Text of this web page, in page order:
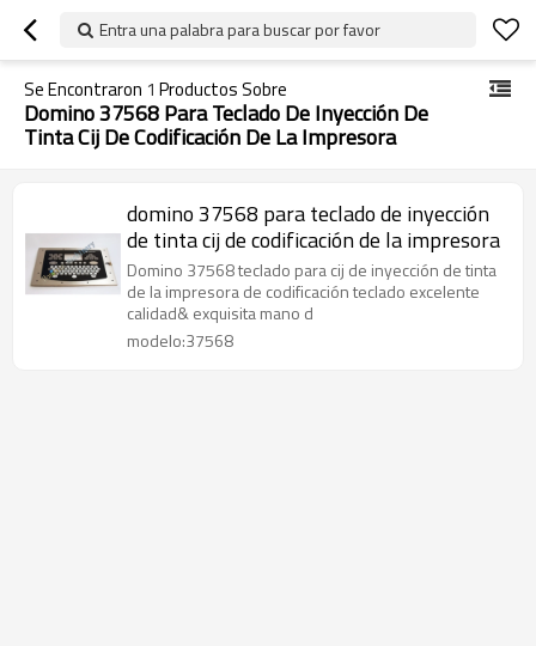
Entra una palabra para buscar por favor
Se Encontraron 1 Productos Sobre
Domino 37568 Para Teclado De Inyección De
Tinta Cij De Codificación De La Impresora
domino 37568 para teclado de inyección
de tinta cij de codificación de la impresora
Domino 37568 teclado para cij de inyección de tinta
de la impresora de codificación teclado excelente
calidad& exquisita mano d
modelo:37568